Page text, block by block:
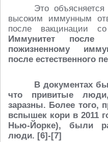
Это
высоким иммунным
после вакцинации
Иммунитет после
пожизненному
после естественного
В документах
что привитые
заразны. Более того,
вспышек кори в 2011
Нью-Йорке), были
люди. [6]-[7]